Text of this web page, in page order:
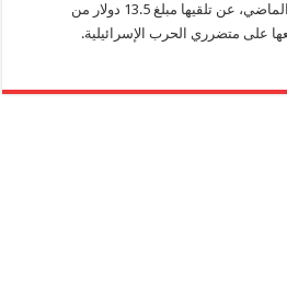
وأعلنت “أونروا”، نهاية الأسبوع الماضي، عن تلقيها مبلغ 13.5 دولار من
على متضرري الحرب الإسرائيلية.